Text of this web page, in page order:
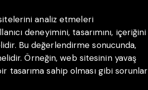
analiz etmeleri
deneyimini, tasarımını, içeriğini
Bu değerlendirme sonucunda,
Örneğin, web sitesinin yavaş
tasarıma sahip olması gibi sorunlar